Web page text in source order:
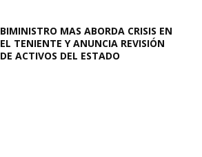
BIMINISTRO MAS ABORDA CRISIS EN
EL TENIENTE Y ANUNCIA REVISIÓN
DE ACTIVOS DEL ESTADO